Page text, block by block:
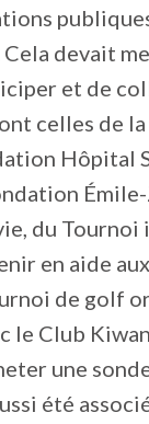
devait
et de
celles de
Hôpital
du
en aide
de golf
le Club
une
été